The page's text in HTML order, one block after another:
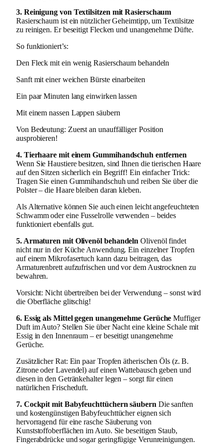
3. Reinigung von Textilsitzen mit Rasierschaum
Rasierschaum ist ein nützlicher Geheimtipp, um Textilsitze
zu reinigen. Er beseitigt Flecken und unangenehme Düfte.
So funktioniert’s:
Den Fleck mit ein wenig Rasierschaum behandeln
Sanft mit einer weichen Bürste einarbeiten
Ein paar Minuten lang einwirken lassen
Mit einem nassen Lappen säubern
Von Bedeutung: Zuerst an unauffälliger Position
ausprobieren!
4. Tierhaare mit einem Gummihandschuh entfernen
Wenn Sie Haustiere besitzen, sind Ihnen die tierischen Haare
auf den Sitzen sicherlich ein Begriff! Ein einfacher Trick:
Tragen Sie einen Gummihandschuh und reiben Sie über die
Polster – die Haare bleiben daran kleben.
Als Alternative können Sie auch einen leicht angefeuchteten
Schwamm oder eine Fusselrolle verwenden – beides
funktioniert ebenfalls gut.
5. Armaturen mit Olivenöl behandeln Olivenöl findet
nicht nur in der Küche Anwendung. Ein einzelner Tropfen
auf einem Mikrofasertuch kann dazu beitragen, das
Armaturenbrett aufzufrischen und vor dem Austrocknen zu
bewahren.
Vorsicht: Nicht übertreiben bei der Verwendung – sonst wird
die Oberfläche glitschig!
6. Essig als Mittel gegen unangenehme Gerüche Muffiger
Duft im Auto? Stellen Sie über Nacht eine kleine Schale mit
Essig in den Innenraum – er beseitigt unangenehme
Gerüche.
Zusätzlicher Rat: Ein paar Tropfen ätherischen Öls (z. B.
Zitrone oder Lavendel) auf einen Wattebausch geben und
diesen in den Getränkehalter legen – sorgt für einen
natürlichen Frischeduft.
7. Cockpit mit Babyfeuchttüchern säubern Die sanften
und kostengünstigen Babyfeuchttücher eignen sich
hervorragend für eine rasche Säuberung von
Kunststoffoberflächen im Auto. Sie beseitigen Staub,
Fingerabdrücke und sogar geringfügige Verunreinigungen.